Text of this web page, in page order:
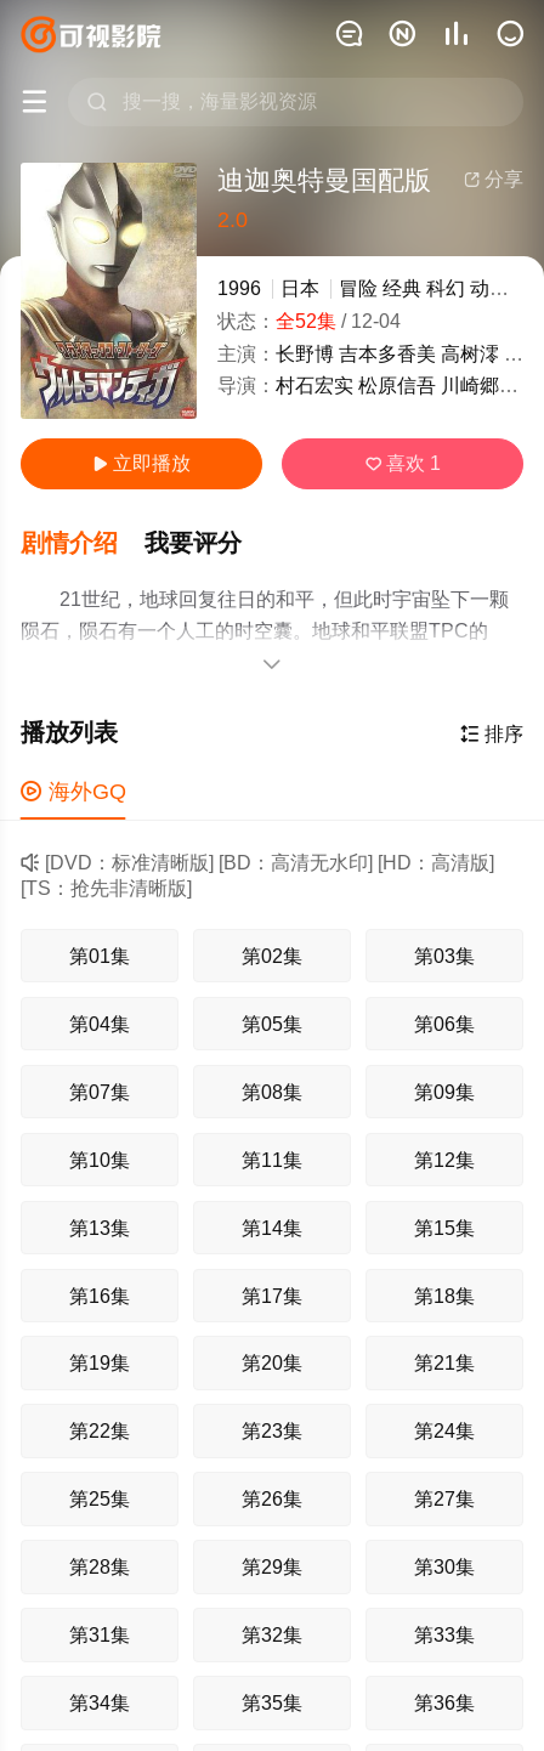
   
 
 分享
迪迦奥特曼国配版
2.0
很差较差
还行推荐力荐
1996 日本 冒险 经典 科幻 动作
状态： 全52集/ 12-04
主演： 长野博 吉本多香美 高树澪 大
导演： 村石宏实 松原信吾 川崎郷太
 立即播放 喜欢 1
剧情介绍 我要评分
21世纪，地球回复往日的和平，但此时宇宙坠下一颗
陨石，陨石有一个人工的时空囊。地球和平联盟TPC的
GUTS小队通过时空囊了解到地球将有大灾难发生。而此
GUTS小队便根据预言寻找收藏在金字塔的三大巨人的身体
片！ 几经寻找后GUTS队员们终于找到金字塔，但两大
怪兽也到来了。虽GUTS拼死守护，但三个巨像已被破坏剩
一个，队员·大伍的战机也被击中，且逃生装置失灵。在危
急关头，大伍突然化成光，和最后一个的石像结合。光之

 排序
播放列表
 海外GQ
 [DVD：标准清晰版] [BD：高清无水印] [HD：高清版]
[TS：抢先非清晰版]
第01集 第02集 第03集
第04集 第05集 第06集
第07集 第08集 第09集
第10集 第11集 第12集
第13集 第14集 第15集
第16集 第17集 第18集
第19集 第20集 第21集
第22集 第23集 第24集
第25集 第26集 第27集
第28集 第29集 第30集
第31集 第32集 第33集
第34集 第35集 第36集